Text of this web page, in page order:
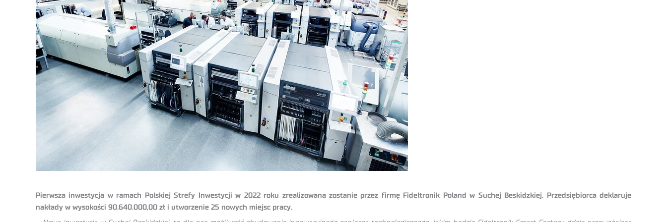
Pierwsza inwestycja w ramach Polskiej Strefy Inwestycji w 2022 roku zrealizowana zostanie przez firmę Fideltronik Poland w Suchej Beskidzkiej. Przedsiębiorca deklaruje
nakłady w wysokości 90.640.000,00 zł i utworzenie 25 nowych miejsc pracy.